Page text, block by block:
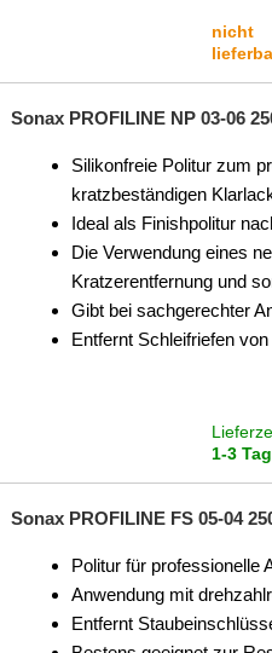
nicht
Sonax PROFILINE NP 03-06
Silikonfreie Politur zum
kratzbeständigen
Ideal als Finishpolitur
Die Verwendung eines
Kratzerentfernung und
Gibt bei sachgerechter
Entfernt Schleifriefen
1-3
Sonax PROFILINE FS 05-04
Politur für professionelle
Anwendung mit
Entfernt